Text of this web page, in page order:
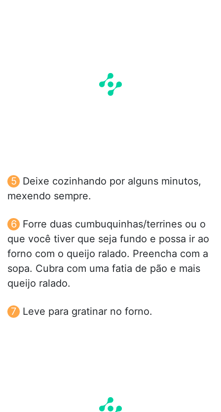
Deixe cozinhando por alguns minutos,
mexendo sempre.
Forre duas cumbuquinhas/terrines ou o
que você tiver que seja fundo e possa ir ao
forno com o queijo ralado. Preencha com a
sopa. Cubra com uma fatia de pão e mais
queijo ralado.
Leve para gratinar no forno.